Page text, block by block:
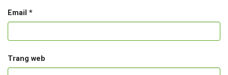
Email *
Trang web